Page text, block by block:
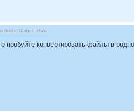
Adobe Camera Raw
пробуйте конвертировать файлы в